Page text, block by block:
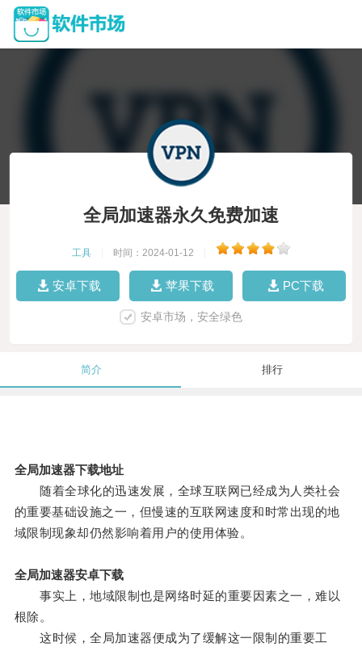
全局加速器永久免费加速
工具 时间：2024-01-12
安卓下载 苹果下载 PC下载
安卓市场，安全绿色
简介 排行
全局加速器下载地址
随着全球化的迅速发展，全球互联网已经成为人类社会
的重要基础设施之一，但慢速的互联网速度和时常出现的地
域限制现象却仍然影响着用户的使用体验。
全局加速器安卓下载
事实上，地域限制也是网络时延的重要因素之一，难以
根除。
这时候，全局加速器便成为了缓解这一限制的重要工